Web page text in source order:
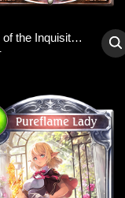
Halls of the Inquisition